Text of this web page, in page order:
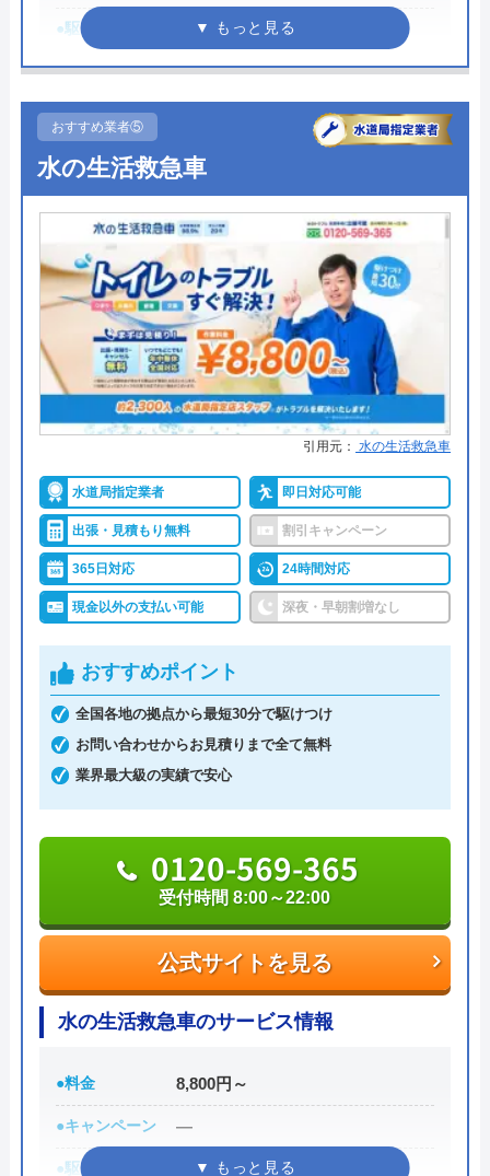
公式サイトを見る
水の救急隊の基本情報
運営会社 株式会社クリアライフ
代表者 山下雄一
創業・設立 創業21年
所在地
〒530-0043
大阪府大阪市北区天満4-5-3
対応エリア 全国
件のクチコミ）
※クチコミの内容について
今村勝一
8 か月前
今回水漏れに早急に対応してもらって助かり
ました。他のところは最短4日後と言われた
るようになりました。
Googleクチコミを見る
●駆けつけ時間 最短30分
●受付時間
受付時間24時間修理・施工対応時
間7:00～24:00
●定休日
●出張見積もり 出張見積もり無料
●支払い方法 現金、銀行振込
●累計実績
お問い合わせ件数約200,000件、ご
訪問件数約120,000件
●保証・保険 安心補償1～5年の補償
詳細は公式HPでご確認ください
水道1番館がおすすめの理由
水道1番館は全国の水道トラブルに対応している業
者で、全国各所の最寄りの営業所から最短30分で現
場まで駆け付けてくれます。
施工対応時間は7:00～24:00までと幅広く、これ以外
で、緊急時のトラブルでも安心です。
見積もりは無料で実施しているので、お気軽にご依
頼ください。
公式サイトを見る
0120-191-084
受付時間 24時間受付可能
水道1番館の基本情報
代表者 庄司良明
所在地
〒106-0032
東京都港区六本木5-10-33
おすすめ業者⑤
水の生活救急車
引用元： 水の生活救急車
水道局指定業者 即日対応可能
出張・見積もり無料 割引キャンペーン
365日対応 24時間対応
現金以外の支払い可能 深夜・早朝割増なし
おすすめポイント
全国各地の拠点から最短30分で駆けつけ
お問い合わせからお見積りまで全て無料
業界最大級の実績で安心
公式サイトを見る
0120-569-365
受付時間 8:00～22:00
水の生活救急車のサービス情報
●料金 8,800円～
●キャンペーン ―
●駆けつけ時間 最短30分